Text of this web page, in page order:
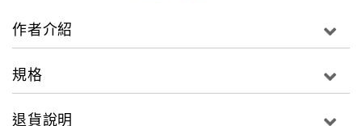
作者介紹
規格
退貨說明